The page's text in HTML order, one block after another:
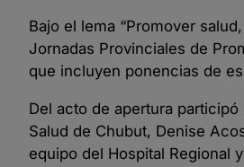
Bajo el lema “Promover
Jornadas Provinciales de
que incluyen ponencias de
Del acto de apertura
Salud de Chubut, Denise
equipo del Hospital Regional